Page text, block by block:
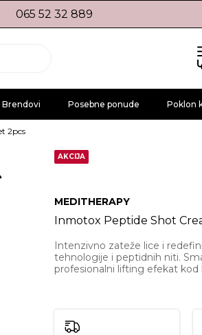
065 52 32 889
Brendovi Posebne ponude Poklon
2pcs
AKCIJA
MEDITHERAPY
Inmotox Peptide Shot
Intenzivno zateže lice i
tehnologije i peptidnih niti.
profesionalni lifting efekat kod